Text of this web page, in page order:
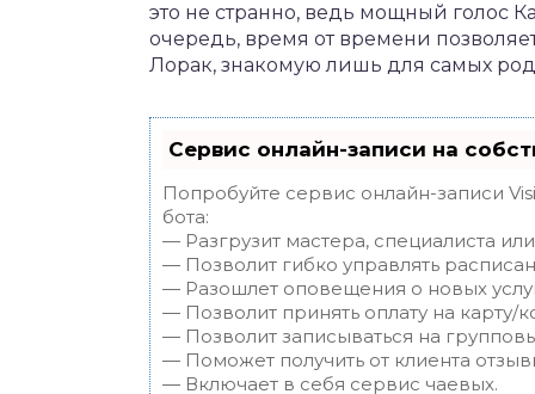
это не странно, ведь мощный голос
очередь, время от времени
Лорак, знакомую лишь для самых
Сервис онлайн-записи на
Попробуйте сервис онлайн-записи
бота:
— Разгрузит мастера, специалиста
— Позволит гибко управлять
— Разошлет оповещения о новых
— Позволит принять оплату на карту/
— Позволит записываться на
— Поможет получить от клиента
— Включает в себя сервис чаевых.